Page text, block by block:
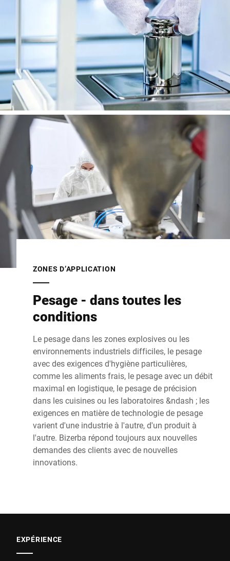
ZONES D’APPLICATION
Pesage - dans toutes les
conditions
Le pesage dans les zones explosives ou les
environnements industriels difficiles, le pesage
avec des exigences d'hygiène particulières,
comme les aliments frais, le pesage avec un débit
maximal en logistique, le pesage de précision
dans les cuisines ou les laboratoires &ndash ; les
exigences en matière de technologie de pesage
varient d'une industrie à l'autre, d'un produit à
l'autre. Bizerba répond toujours aux nouvelles
demandes des clients avec de nouvelles
innovations.
EXPÉRIENCE